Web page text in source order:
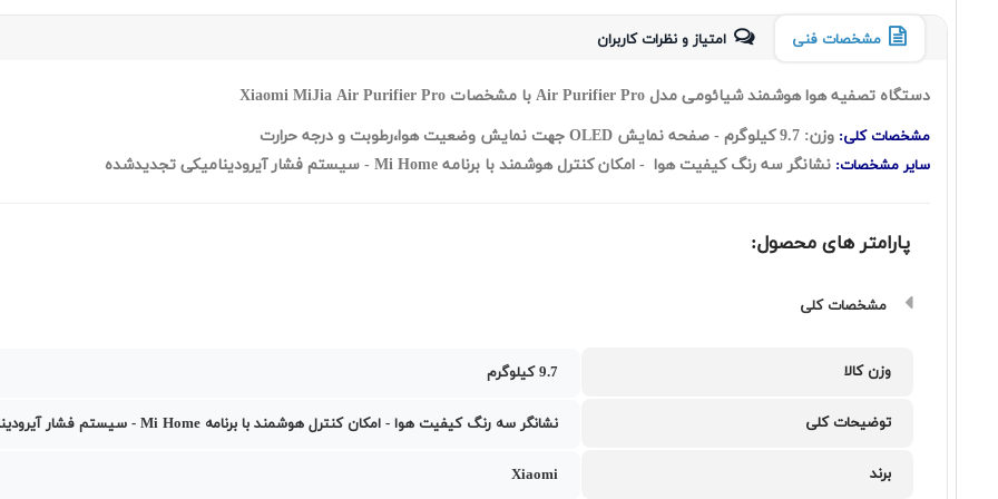
مشخصات فنی امتیاز و نظرات کاربران
دستگاه تصفیه هوا هوشمند شیائومی مدل Air Purifier Pro با مشخصات Xiaomi MiJia Air Purifier Pro
مشخصات کلی: وزن: 9.7 کیلوگرم - صفحه نمایش OLED جهت نمایش وضعیت هوا،رطوبت و درجه حرارت
سایر مشخصات: نشانگر سه رنگ کیفیت هوا - امکان کنترل هوشمند با برنامه Mi Home - سیستم فشار آیرودینامیکی تجدیدشده
پارامتر های محصول:
مشخصات کلی
وزن کالا 9.7 کیلوگرم
توضیحات کلی نشانگر سه رنگ کیفیت هوا - امکان کنترل هوشمند با برنامه Mi Home - سیستم فشار آیرودینامیکی تجدیدشده
برند Xiaomi